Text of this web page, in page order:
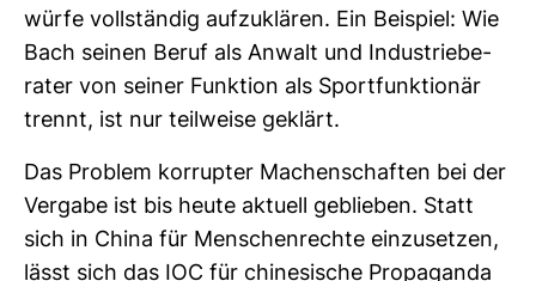
würfe voll­ständig auf­zu­klären. Ein Bei­spiel: Wie
Bach seinen Beruf als Anwalt und Indus­trie­be­
rater von seiner Funk­tion als Sport­funk­tionär
trennt, ist nur teil­weise geklärt.
Das Pro­blem kor­rupter Machen­schaften bei der
Ver­gabe ist bis heute aktuell geblieben. Statt
sich in China für Men­schen­rechte ein­zu­setzen,
lässt sich das IOC für chi­ne­si­sche Pro­pa­ganda